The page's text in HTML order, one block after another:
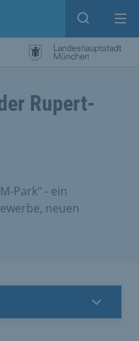
Suche
Rupert-
Park" - ein
neuen